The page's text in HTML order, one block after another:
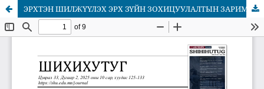
ЭРХТЭН ШИЛЖҮҮЛЭХ ЭРХ ЗҮЙН ЗОХИЦУУЛАЛТЫН ЗАРИМ АСУУДАЛ